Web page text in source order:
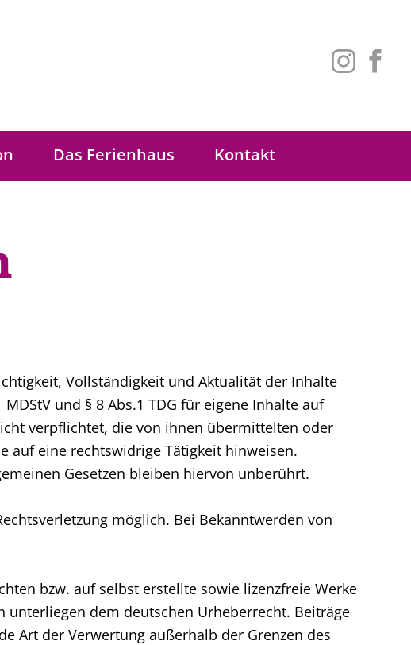
Das Ferienhaus Kontakt
Vollständigkeit und Aktualität der Inhalte
und § 8 Abs.1 TDG für eigene Inhalte auf
verpflichtet, die von ihnen übermittelten oder
auf eine rechtswidrige Tätigkeit hinweisen.
Gesetzen bleiben hiervon unberührt.
möglich. Bei Bekanntwerden von
bzw. auf selbst erstellte sowie lizenzfreie Werke
dem deutschen Urheberrecht. Beiträge
Art der Verwertung außerhalb der Grenzen des